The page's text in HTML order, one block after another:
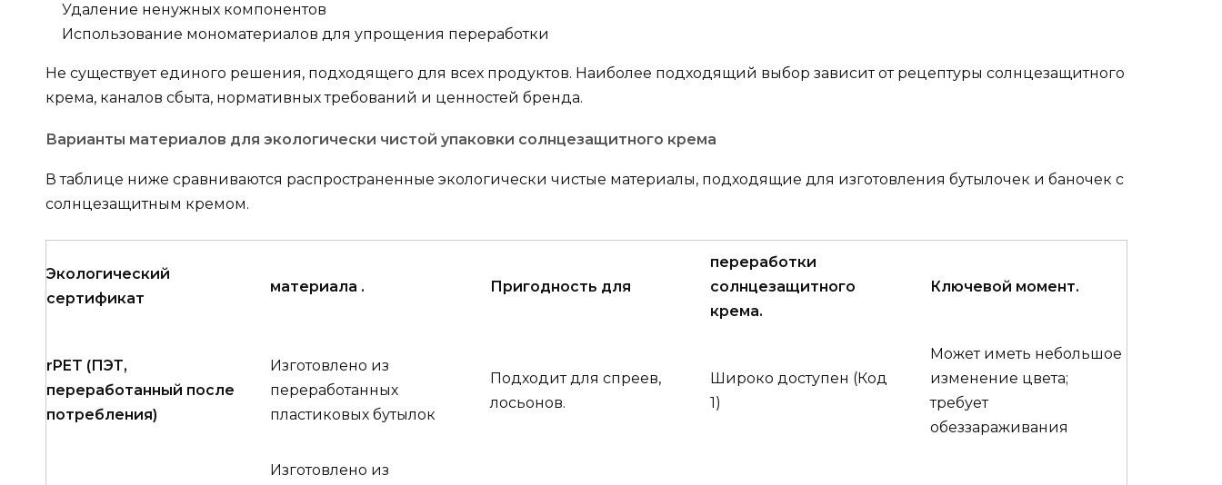
Удаление ненужных компонентов
Использование мономатериалов для упрощения переработки
Не существует единого решения, подходящего для всех продуктов. Наиболее подходящий выбор зависит от рецептуры солнцезащитного
крема, каналов сбыта, нормативных требований и ценностей бренда.
Варианты материалов для экологически чистой упаковки солнцезащитного крема
В таблице ниже сравниваются распространенные экологически чистые материалы, подходящие для изготовления бутылочек и баночек с
солнцезащитным кремом.
Экологический
сертификат
материала . Пригодность для
переработки
солнцезащитного
крема.
Ключевой момент.
rPET (ПЭТ,
переработанный после
потребления)
Изготовлено из
переработанных
пластиковых бутылок
Подходит для спреев,
лосьонов.
Широко доступен (Код
1)
Может иметь небольшое
изменение цвета;
требует
обеззараживания
Изготовлено из